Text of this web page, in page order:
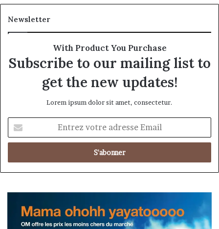
Newsletter
With Product You Purchase
Subscribe to our mailing list to
get the new updates!
Lorem ipsum dolor sit amet, consectetur.
votre
adresse